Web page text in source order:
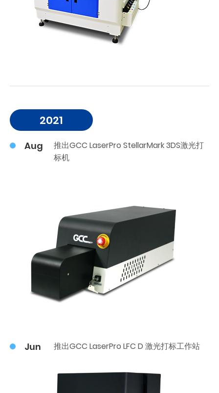
2021
Aug
推出GCC LaserPro StellarMark 3DS激光打
标机
Jun 推出GCC LaserPro LFC D 激光打标工作站